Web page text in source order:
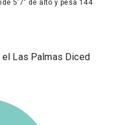
5'7" de alto y pesa 144
Las Palmas Diced